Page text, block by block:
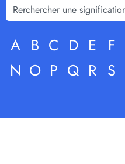
A B C D E F
N O P Q R S